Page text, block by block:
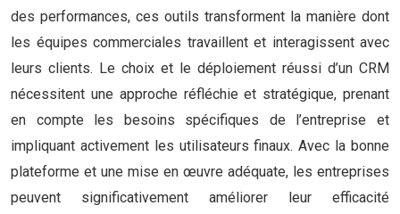
des performances, ces outils transforment la manière dont
les équipes commerciales travaillent et interagissent avec
leurs clients. Le choix et le déploiement réussi d’un CRM
nécessitent une approche réfléchie et stratégique, prenant
en compte les besoins spécifiques de l’entreprise et
impliquant activement les utilisateurs finaux. Avec la bonne
plateforme et une mise en œuvre adéquate, les entreprises
peuvent significativement améliorer leur efficacité